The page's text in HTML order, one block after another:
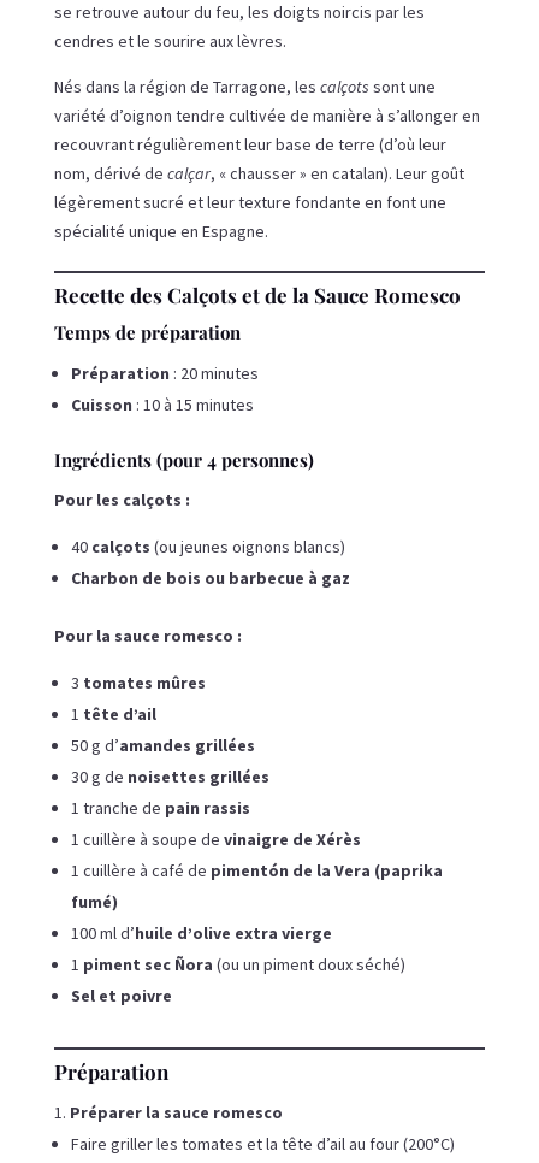
se retrouve autour du feu, les doigts noircis par les
cendres et le sourire aux lèvres.
Nés dans la région de Tarragone, les calçots sont une
variété d’oignon tendre cultivée de manière à s’allonger en
recouvrant régulièrement leur base de terre (d’où leur
nom, dérivé de calçar, « chausser » en catalan). Leur goût
légèrement sucré et leur texture fondante en font une
spécialité unique en Espagne.
Recette des Calçots et de la Sauce Romesco
Temps de préparation
Préparation : 20 minutes
Cuisson : 10 à 15 minutes
Ingrédients (pour 4 personnes)
Pour les calçots :
40 calçots (ou jeunes oignons blancs)
Charbon de bois ou barbecue à gaz
Pour la sauce romesco :
3 tomates mûres
1 tête d’ail
50 g d’amandes grillées
30 g de noisettes grillées
1 tranche de pain rassis
1 cuillère à soupe de vinaigre de Xérès
1 cuillère à café de pimentón de la Vera (paprika
fumé)
100 ml d’huile d’olive extra vierge
1 piment sec Ñora (ou un piment doux séché)
Sel et poivre
Préparation
Préparer la sauce romesco
Faire griller les tomates et la tête d’ail au four (200°C)